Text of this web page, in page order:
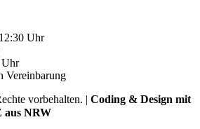
Uhr
Uhr
Vereinbarung
vorbehalten. | Coding & Design mit
NRW